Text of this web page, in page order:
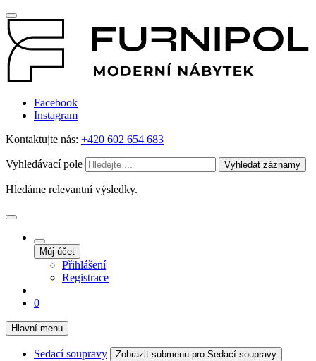
Facebook
Instagram
Kontaktujte nás: +420 602 654 683
Vyhledávací pole Vyhledat záznamy
Hledáme relevantní výsledky.
Můj účet
Přihlášení
Registrace
0
Hlavní menu
Sedací soupravy Zobrazit submenu pro Sedací soupravy